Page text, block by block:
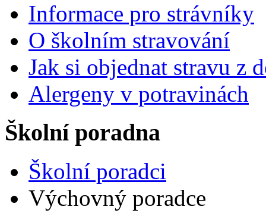
Informace pro strávníky
O školním stravování
Jak si objednat stravu z
Alergeny v potravinách
Školní poradna
Školní poradci
Výchovný poradce